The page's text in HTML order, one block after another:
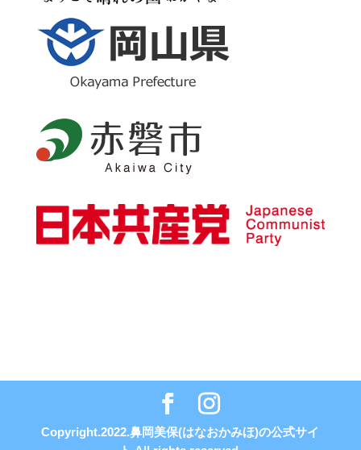
Copyright.2022.鼻岡美保(はなおかみほ)の公式サイ